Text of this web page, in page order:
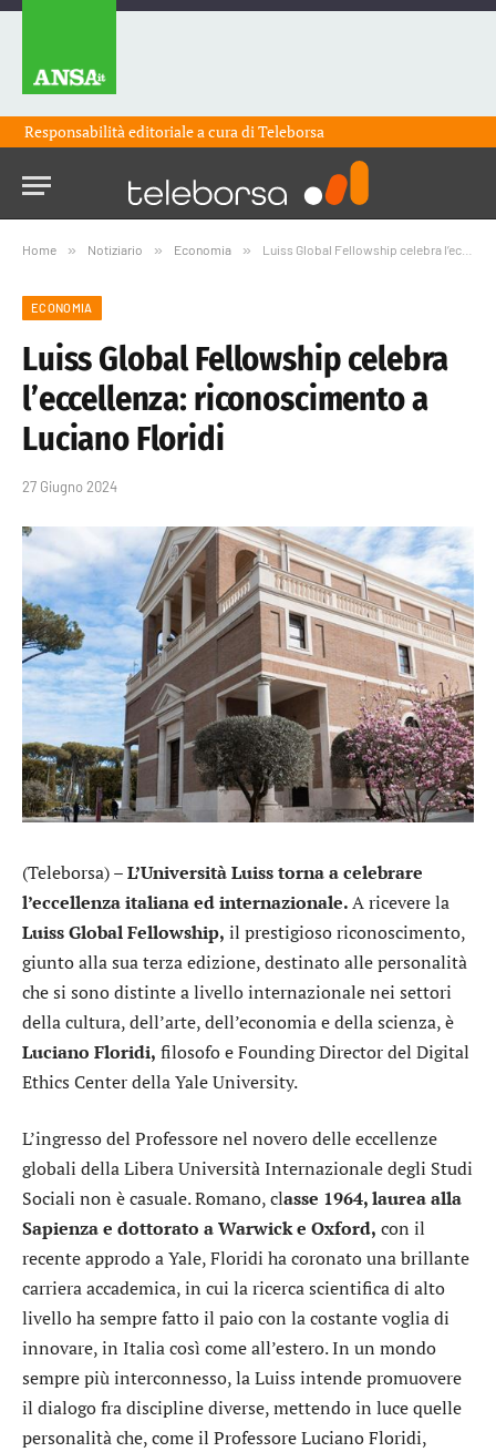
Responsabilità editoriale a cura diTeleborsa
Home » Notiziario » Economia » Luiss Global Fellowship celebra l’eccellenza: riconoscimento a Luciano Floridi
ECONOMIA
Luiss Global Fellowship celebra
l’eccellenza: riconoscimento a
Luciano Floridi
27 Giugno 2024
(Teleborsa) –L’Università Luisstorna a celebrare
l’eccellenza italiana ed internazionale.A ricevere la
Luiss Global Fellowship, il prestigioso riconoscimento,
giunto alla sua terza edizione, destinato alle personalità
che si sono distinte a livello internazionale nei settori
della cultura, dell’arte, dell’economia e della scienza, è
Luciano Floridi, filosofo e Founding Director del Digital
Ethics Center della Yale University.
L’ingresso del Professore nel novero delle eccellenze
globali della Libera Università Internazionale degli Studi
Sociali non è casuale. Romano, classe 1964, laurea alla
Sapienza e dottorato a Warwick e Oxford, con il
recente approdo a Yale, Floridi ha coronato una brillante
carriera accademica, in cui la ricerca scientifica di alto
livello ha sempre fatto il paio con la costante voglia di
innovare, in Italia così come all’estero. In un mondo
sempre più interconnesso, la Luiss intende promuovere
il dialogo fra discipline diverse, mettendo in luce quelle
personalità che, come il Professore Luciano Floridi,